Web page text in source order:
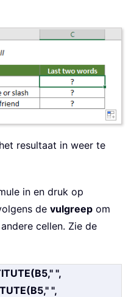
resultaat in weer te
in en druk op
de vulgreep om
cellen. Zie de
",
",